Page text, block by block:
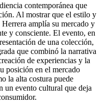
contemporánea que
Al mostrar que el estilo y
amplía su mercado y
y consciente. El evento, en
de una colección,
que combinó la narrativa
de experiencias y la
posición en el mercado
la alta costura puede
un evento cultural que deja